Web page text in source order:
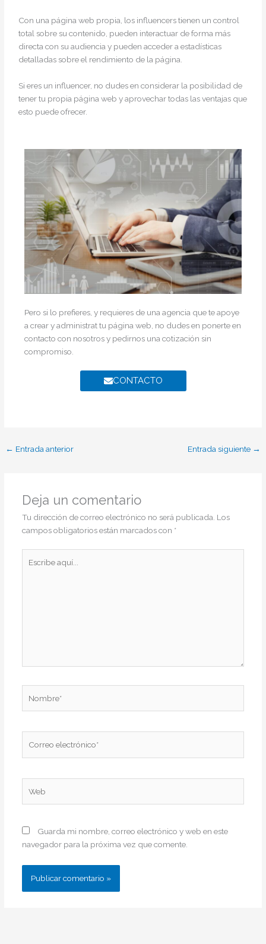
Con una página web propia, los influencers tienen un control
total sobre su contenido, pueden interactuar de forma más
directa con su audiencia y pueden acceder a estadísticas
detalladas sobre el rendimiento de la página.
Si eres un influencer, no dudes en considerar la posibilidad de
tener tu propia página web y aprovechar todas las ventajas que
esto puede ofrecer.
Pero si lo prefieres, y requieres de una agencia que te apoye
a crear y administrat tu página web, no dudes en ponerte en
contacto con nosotros y pedirnos una cotización sin
compromiso.
CONTACTO
← Entrada anterior Entrada siguiente →
Deja un comentario
Tu dirección de correo electrónico no será publicada. Los
campos obligatorios están marcados con *
aquí...
electrónico*
Guarda mi nombre, correo electrónico y web en este
navegador para la próxima vez que comente.